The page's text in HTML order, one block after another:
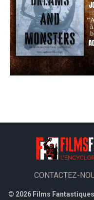
CONTACTEZ-
© 2026 Films